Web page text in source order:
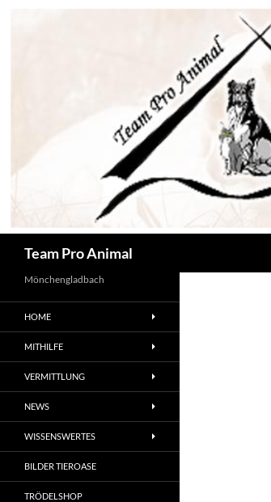
Team Pro Animal
Mönchengladbach
HOME
MITHILFE
VERMITTLUNG
NEWS
WISSENSWERTES
BILDER TIEROASE
TRÖDELSHOP